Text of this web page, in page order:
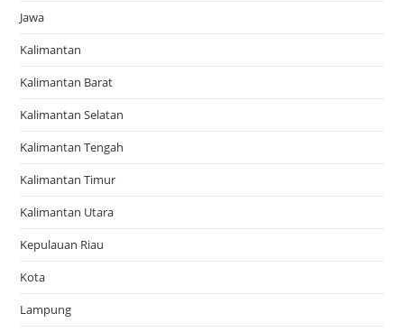
Jawa
Kalimantan
Kalimantan Barat
Kalimantan Selatan
Kalimantan Tengah
Kalimantan Timur
Kalimantan Utara
Kepulauan Riau
Kota
Lampung